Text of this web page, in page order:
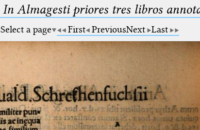
In Almagesti priores tres libros
Select a page First PreviousNext Last